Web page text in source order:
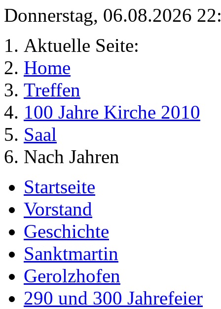
Donnerstag, 06.08.2026
Aktuelle Seite:
Home
Treffen
100 Jahre Kirche 2010
Saal
Nach Jahren
Startseite
Vorstand
Geschichte
Sanktmartin
Gerolzhofen
290 und 300 Jahrefeier